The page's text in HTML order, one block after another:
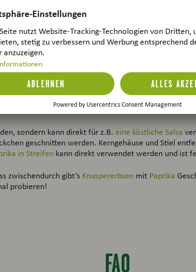
zubereiten?
Ob gefüllt, in
oder roh: Der
Farbe eignet sich rotePaprika
nicht nur als
sondern kann direkt für z.B. eine köstliche Salsa
geschnitten werden. Kerngehäuse und Stiel
in Streifen kann direkt verwendet werden und ist
zwischendurch gibt’s Knuspererbsen mit Paprika
probieren!
FAQ